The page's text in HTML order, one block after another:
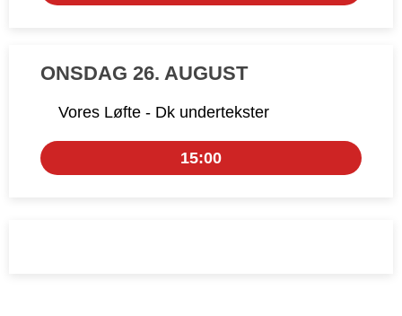
ONSDAG 26. AUGUST
Vores Løfte - Dk undertekster
15:00